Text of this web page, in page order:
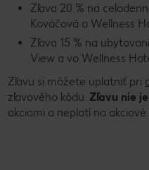
Zľava 20 % na
Kováčová a Wellness
Zľava 15 % na
View a vo Wellness
Zľavu si môžete uplatniť pri
zľavového kódu. Zľavu nie
akciami a neplatí na akciové